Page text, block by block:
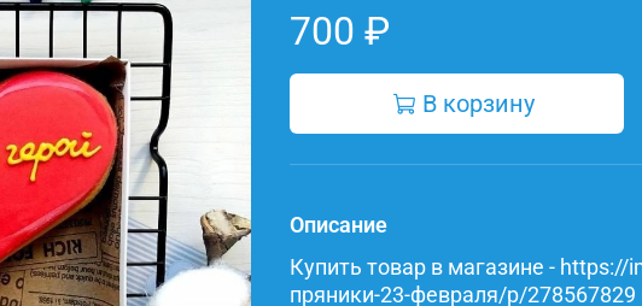
700 ₽
В корзину
Описание
Купить товар в магазине -
пряники-23-февраля/p/